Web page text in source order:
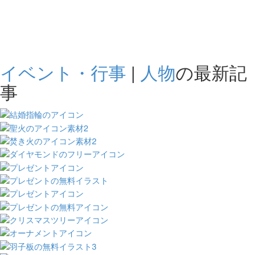
イベント・行事 | 人物の最新記
事